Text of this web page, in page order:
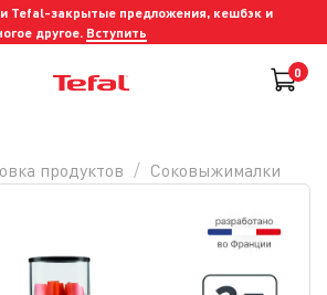
Tefal-закрытые предложения, кешбэк и
другое. Вступить
0
продуктов Соковыжималки